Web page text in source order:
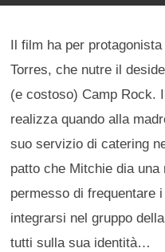
Il film ha per
Torres, che nutre il
(e costoso) Camp Rock.
realizza quando alla
suo servizio di catering
patto che Mitchie dia
permesso di frequentare
integrarsi nel gruppo
tutti sulla sua identità…